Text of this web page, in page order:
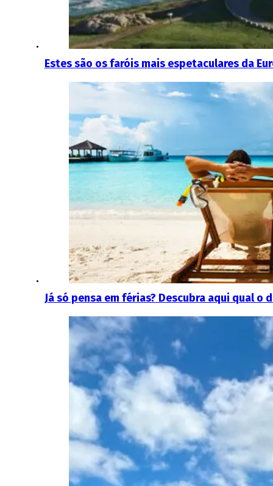
Estes são os faróis mais espetaculares da
Já só pensa em férias? Descubra aqui qual